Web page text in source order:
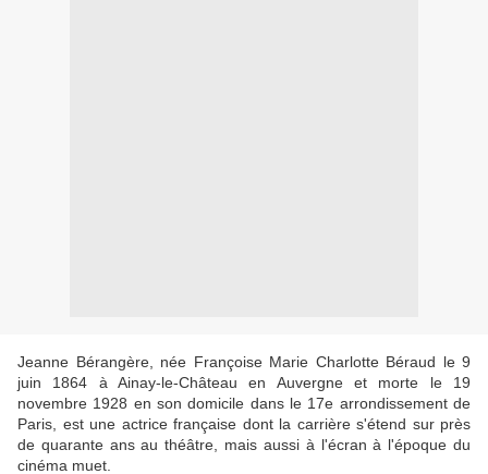
Jeanne Bérangère, née Françoise Marie Charlotte Béraud le 9
juin 1864 à Ainay-le-Château en Auvergne et morte le 19
novembre 1928 en son domicile dans le 17e arrondissement de
Paris, est une actrice française dont la carrière s'étend sur près
de quarante ans au théâtre, mais aussi à l'écran à l'époque du
cinéma muet.